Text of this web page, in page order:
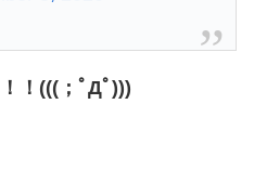
！(((；ﾟДﾟ)))